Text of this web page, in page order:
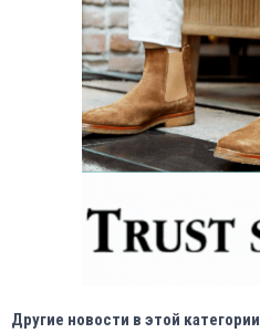
Другие новости в этой категории